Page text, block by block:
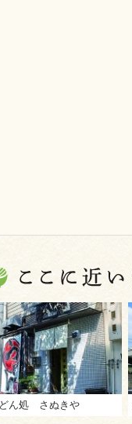
ん処 さぬきや